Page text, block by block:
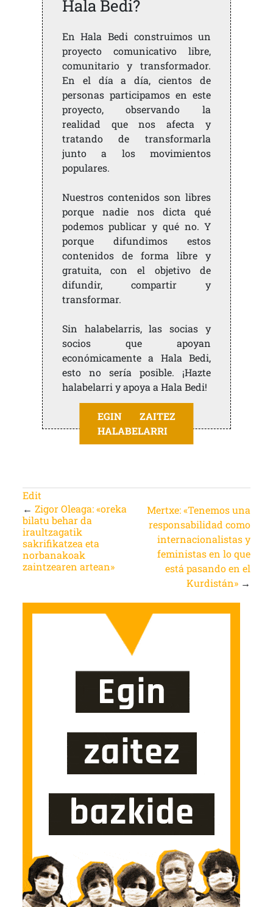
Hala Bedi?
En Hala Bedi construimos un
proyecto comunicativo libre,
comunitario y transformador.
En el día a día, cientos de
personas participamos en este
proyecto, observando la
realidad que nos afecta y
tratando de transformarla
junto a los movimientos
populares.
Nuestros contenidos son libres
porque nadie nos dicta qué
podemos publicar y qué no. Y
porque difundimos estos
contenidos de forma libre y
gratuita, con el objetivo de
difundir, compartir y
transformar.
Sin halabelarris, las socias y
socios que apoyan
económicamente a Hala Bedi,
esto no sería posible. ¡Hazte
halabelarri y apoya a Hala Bedi!
EGIN ZAITEZ
HALABELARRI
Edit
← Zigor Oleaga: «oreka
bilatu behar da
iraultzagatik
sakrifikatzea eta
norbanakoak
zaintzearen artean»
Mertxe: «Tenemos una
responsabilidad como
internacionalistas y
feministas en lo que
está pasando en el
Kurdistán» →